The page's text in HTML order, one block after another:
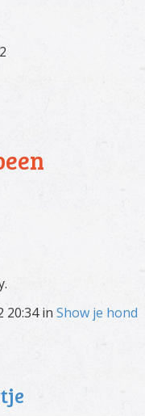
20:34 in Show je hond